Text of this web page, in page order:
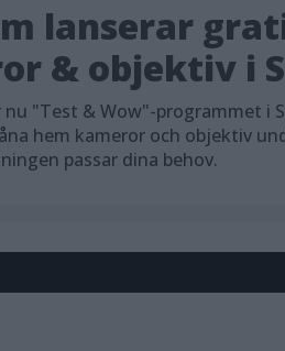
lanserar
& objektiv i
nu "Test & Wow"-programmet i
hem kameror och objektiv
passar dina behov.